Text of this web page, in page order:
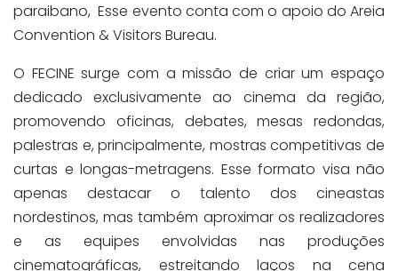
paraibano, Esse evento conta com o apoio do Areia
Convention & Visitors Bureau.
O FECINE surge com a missão de criar um espaço
dedicado exclusivamente ao cinema da região,
promovendo oficinas, debates, mesas redondas,
palestras e, principalmente, mostras competitivas de
curtas e longas-metragens. Esse formato visa não
apenas destacar o talento dos cineastas
nordestinos, mas também aproximar os realizadores
e as equipes envolvidas nas produções
cinematográficas, estreitando laços na cena